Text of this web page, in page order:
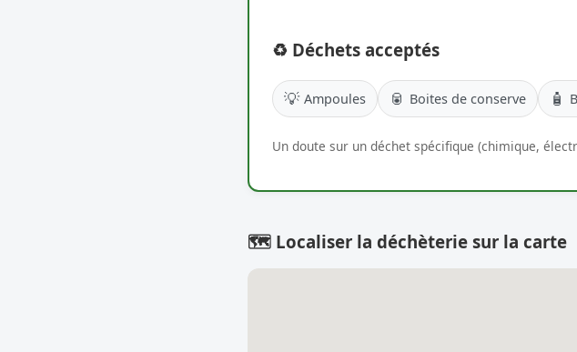
♻️ Déchets acceptés
💡 Ampoules 🥫 Boites de conserve 🧴
Un doute sur un déchet spécifique (chimique,
🗺️ Localiser la déchèterie sur la carte